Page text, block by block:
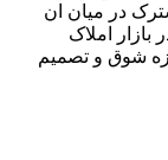
در میان ان
املاک
شوق و تصمیم